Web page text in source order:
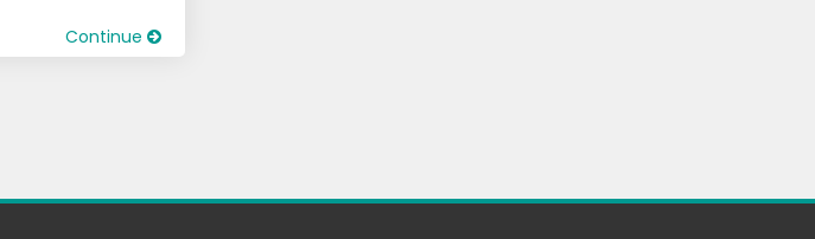
Continue